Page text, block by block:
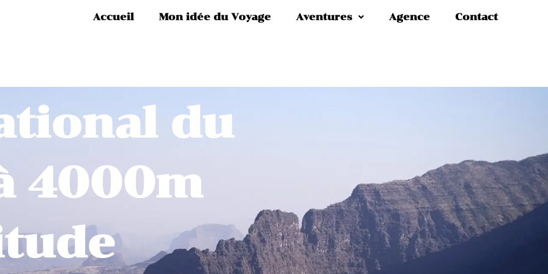
Accueil Mon idée du Voyage Aventures Agence Contact
du
4000m